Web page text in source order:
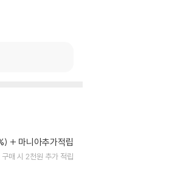
마니아추가적립
매 시 2천원 추가 적립